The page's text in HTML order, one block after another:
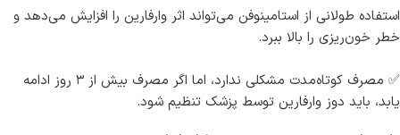
استفاده طولانی از استامینوفن می‌تواند اثر وارفارین را افزایش می‌دهد و
خطر خون‌ریزی را بالا ببرد.
✅ مصرف کوتاه‌مدت مشکلی ندارد، اما اگر مصرف بیش از ۳ روز ادامه
یابد، باید دوز وارفارین توسط پزشک تنظیم شود.